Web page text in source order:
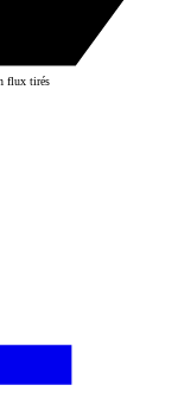
flux tirés